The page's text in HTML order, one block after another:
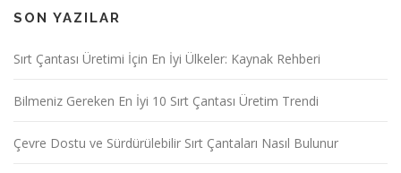
SON YAZILAR
Sırt Çantası Üretimi İçin En İyi Ülkeler: Kaynak Rehberi
Bilmeniz Gereken En İyi 10 Sırt Çantası Üretim Trendi
Çevre Dostu ve Sürdürülebilir Sırt Çantaları Nasıl Bulunur